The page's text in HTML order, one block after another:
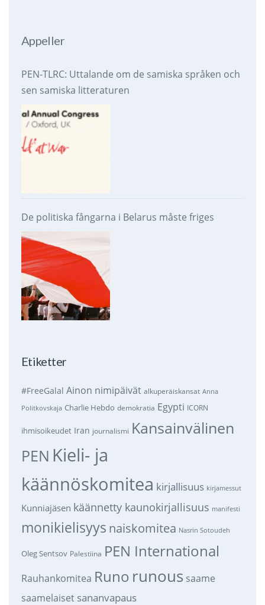
Appeller
PEN-TLRC: Uttalande om de samiska språken och
sen samiska litteraturen
De politiska fångarna i Belarus måste friges
Etiketter
#FreeGalal Ainon nimipäivät alkuperäiskansat Anna
Politkovskaja Charlie Hebdo demokratia Egypti ICORN
ihmisoikeudet Iran journalismi Kansainvälinen
PEN Kieli- ja
käännöskomitea kirjallisuus kirjamessut
Kunniajäsen käännetty kaunokirjallisuus manifesti
monikielisyys naiskomitea Nasrin Sotoudeh
Oleg Sentsov Palestiina PEN International
Rauhankomitea Runo runous saame
saamelaiset sananvapaus